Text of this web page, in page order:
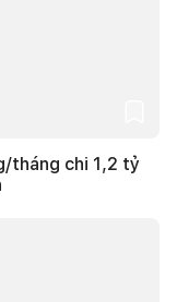
tháng chi 1,2 tỷ